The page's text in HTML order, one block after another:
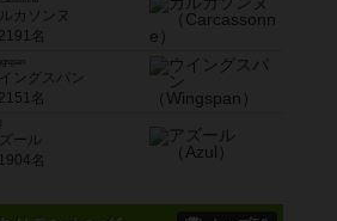
カソンヌ
2191名
ングスパン
2151名
ール
1904名